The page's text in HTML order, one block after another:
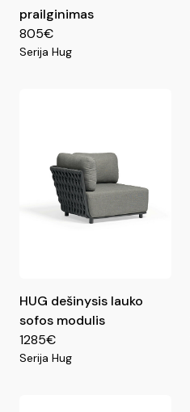
prailginimas
805€
Serija Hug
HUG dešinysis lauko
sofos modulis
1285€
Serija Hug